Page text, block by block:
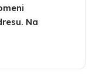
Na